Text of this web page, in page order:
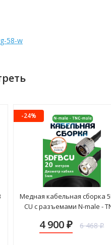
58-w
-24%
Медная кабельная сборка
CU с разъемами N-male -
4 900₽ 6 468₽